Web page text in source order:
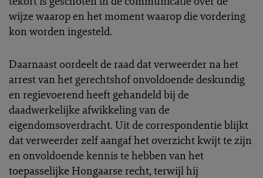
wijze waarop en het moment waarop die vordering
kon worden ingesteld.
Daarnaast oordeelt de raad dat verweerder na het
arrest van het gerechtshof onvoldoende deskundig
en regievoerend heeft gehandeld bij de
daadwerkelijke afwikkeling van de
eigendomsoverdracht. Uit de correspondentie blijkt
dat verweerder zelf aangaf het overzicht kwijt te zijn
en onvoldoende kennis te hebben van het
toepasselijke Hongaarse recht, terwijl hij